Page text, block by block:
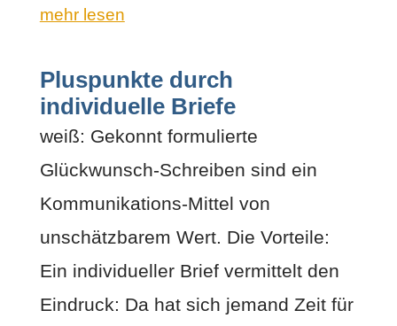
mehr lesen
Pluspunkte durch
individuelle Briefe
weiß: Gekonnt formulierte
Glückwunsch-Schreiben sind ein
Kommunikations-Mittel von
unschätzbarem Wert. Die Vorteile:
Ein individueller Brief vermittelt den
Eindruck: Da hat sich jemand Zeit für